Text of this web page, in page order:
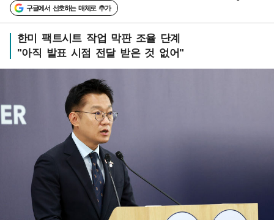
구글에서 선호하는 매체로 추가
한미 팩트시트 작업 막판 조율 단계
"아직 발표 시점 전달 받은 것 없어"